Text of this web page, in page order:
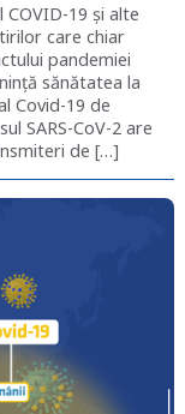
19 și alte
care chiar
pandemiei
sănătatea la
Covid-19 de
SARS-CoV-2 are
de […]